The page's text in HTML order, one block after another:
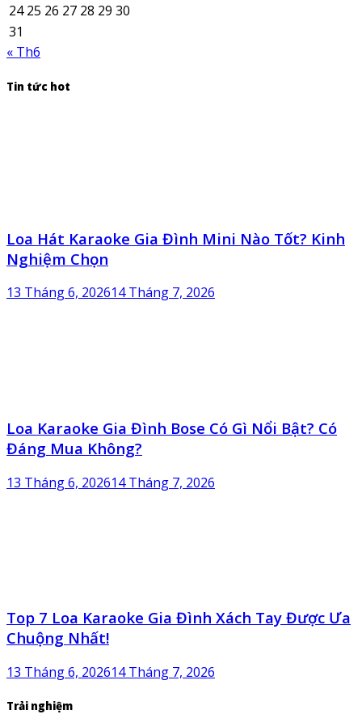
24 25 26 27 28 29 30
31
« Th6
Tin tức hot
Loa Hát Karaoke Gia Đình Mini Nào Tốt? Kinh
Nghiệm Chọn
13 Tháng 6, 202614 Tháng 7, 2026
Loa Karaoke Gia Đình Bose Có Gì Nổi Bật? Có
Đáng Mua Không?
13 Tháng 6, 202614 Tháng 7, 2026
Top 7 Loa Karaoke Gia Đình Xách Tay Được Ưa
Chuộng Nhất!
13 Tháng 6, 202614 Tháng 7, 2026
Trải nghiệm